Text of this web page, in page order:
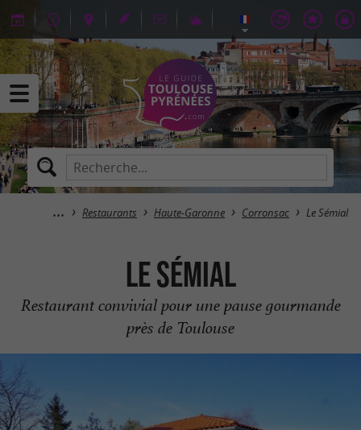
Restaurants Haute-Garonne Corronsac Le Sémial
Le Sémial
Restaurant convivial pour une pause gourmande
près de Toulouse